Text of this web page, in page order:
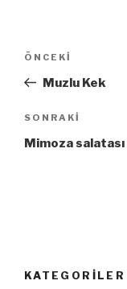
Yazı
Önceki
Yazı
ÖNCEKI
Muzlu Kek
Sonraki
Yazı
SONRAKI
Mimoza
KATEGORILER